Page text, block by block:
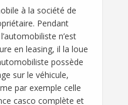
à la société de
Pendant
n’est
en leasing, il la loue
possède
sur le véhicule,
par exemple celle
casco complète et